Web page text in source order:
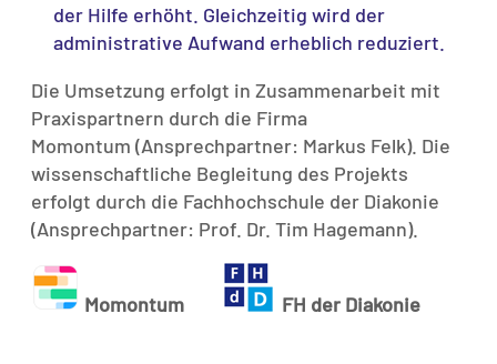
der Hilfe erhöht. Gleichzeitig wird der
administrative Aufwand erheblich reduziert.
Die Umsetzung erfolgt in Zusammenarbeit mit
Praxispartnern durch die Firma
Momontum (Ansprechpartner: Markus Felk). Die
wissenschaftliche Begleitung des Projekts
erfolgt durch die Fachhochschule der Diakonie
(Ansprechpartner: Prof. Dr. Tim Hagemann).
Momontum FH der Diakonie